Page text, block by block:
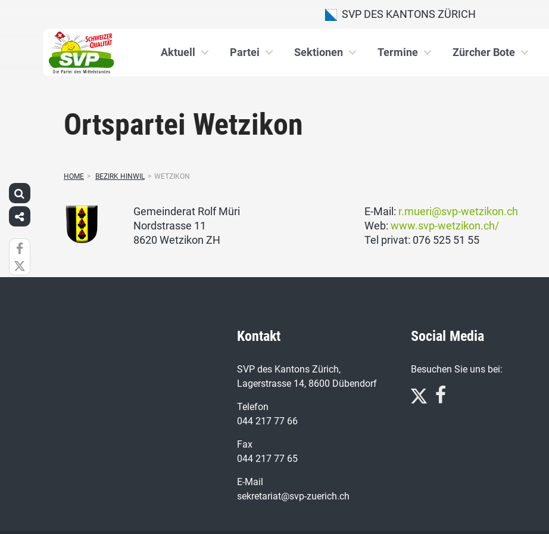
SVP DES KANTONS ZÜRICH
Aktuell Partei Sektionen Termine Zürcher Bote
Ortspartei Wetzikon
HOME > BEZIRK HINWIL > WETZIKON
Gemeinderat Rolf Müri
Nordstrasse 11
8620 Wetzikon ZH
E-Mail: r.mueri@svp-wetzikon.ch
Web: www.svp-wetzikon.ch/
Tel privat: 076 525 51 55
Kontakt
SVP des Kantons Zürich,
Lagerstrasse 14, 8600 Dübendorf
Telefon
044 217 77 66
Fax
044 217 77 65
E-Mail
sekretariat@svp-zuerich.ch
Social Media
Besuchen Sie uns bei: